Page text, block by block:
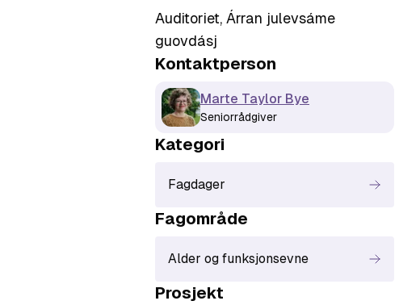
Auditoriet, Árran julevsáme
guovdásj
Kontaktperson
Marte Taylor Bye
Seniorrådgiver
Kategori
Fagdager
Fagområde
Alder og funksjonsevne
Prosjekt